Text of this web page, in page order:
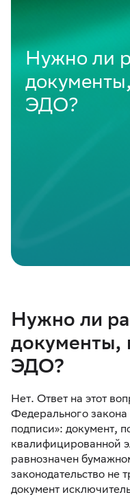
Нужно ли
ЭДО?
Нужно ли
документы,
ЭДО?
Нет. Ответ на этот
Федерального
подписи»: документ,
квалифицированной
равнозначен
законодательство не
документ